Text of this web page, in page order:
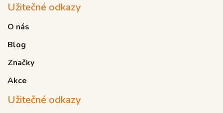
Užitečné odkazy
O nás
Blog
Značky
Akce
Užitečné odkazy